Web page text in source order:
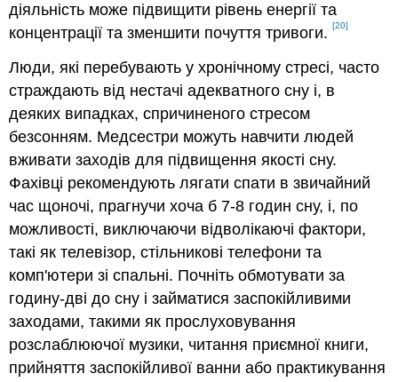
діяльність може підвищити рівень енергії та
концентрації та зменшити почуття тривоги.[20]
Люди, які перебувають у хронічному стресі, часто
страждають від нестачі адекватного сну і, в
деяких випадках, спричиненого стресом
безсонням. Медсестри можуть навчити людей
вживати заходів для підвищення якості сну.
Фахівці рекомендують лягати спати в звичайний
час щоночі, прагнучи хоча б 7-8 годин сну, і, по
можливості, виключаючи відволікаючі фактори,
такі як телевізор, стільникові телефони та
комп'ютери зі спальні. Почніть обмотувати за
годину-дві до сну і займатися заспокійливими
заходами, такими як прослуховування
розслаблюючої музики, читання приємної книги,
прийняття заспокійливої ванни або практикування